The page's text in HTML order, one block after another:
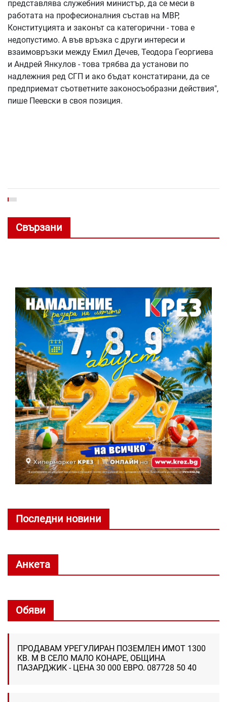
представлява служебния министър, да се меси в
работата на професионалния състав на МВР,
Конституцията и законът са категорични - това е
недопустимо. А във връзка с други интереси и
взаимовръзки между Емил Дечев, Теодора Георгиева
и Андрей Янкулов - това трябва да установи по
надлежния ред СГП и ако бъдат констатирани, да се
предприемат съответните законосъобразни действия",
пише Пеевски в своя позиция.
Свързани
Последни новини
Анкета
Обяви
ПРОДАВАМ УРЕГУЛИРАН ПОЗЕМЛЕН ИМОТ 1300
КВ. М В СЕЛО МАЛО КОНАРЕ, ОБЩИНА
ПАЗАРДЖИК - ЦЕНА 30 000 ЕВРО. 087728 50 40